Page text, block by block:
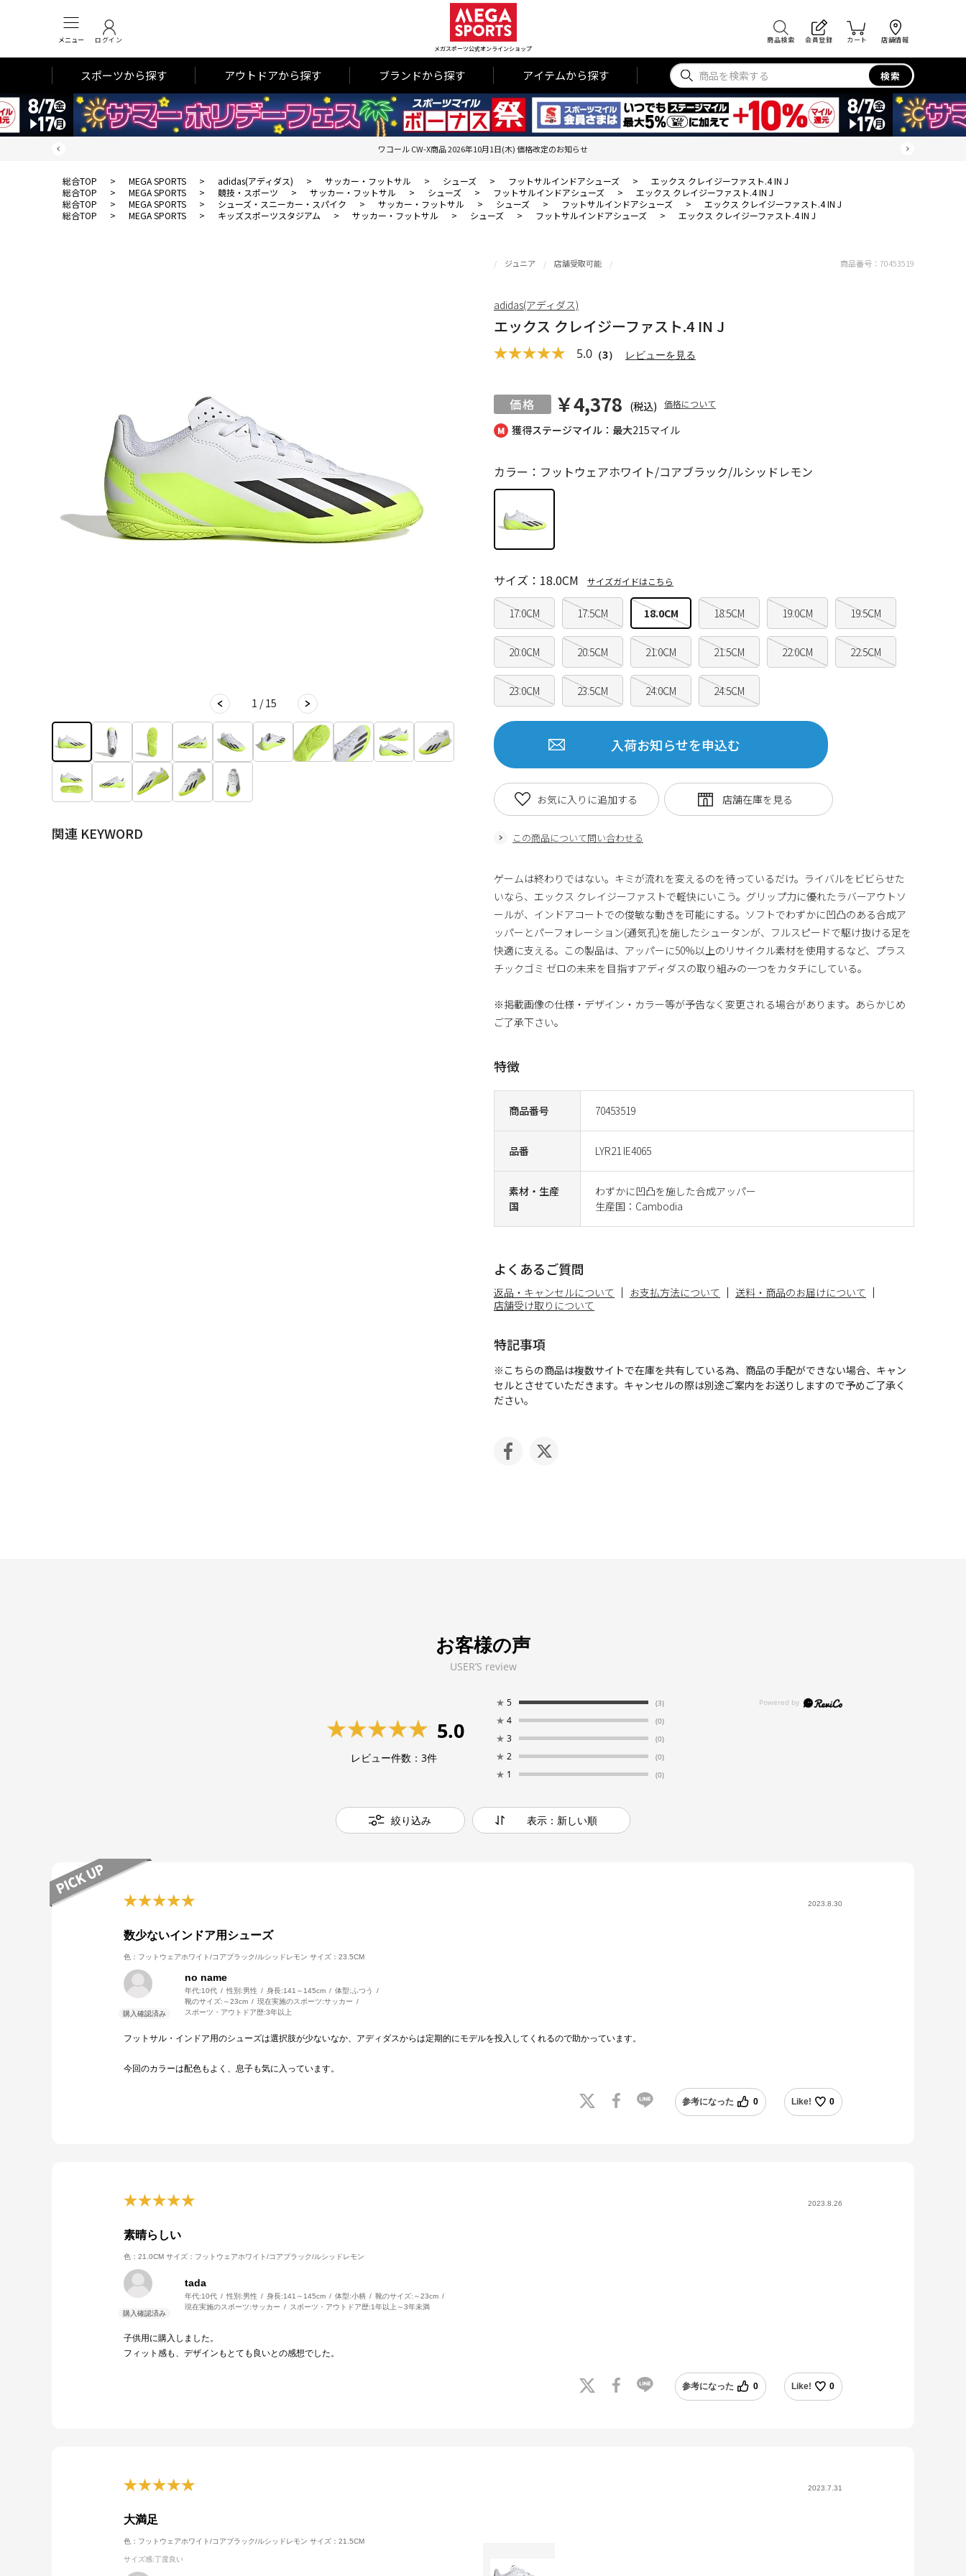
メニュー ログイン
メガスポーツ公式オンラインショップ
商品検索 会員登録 カート 店舗情報
スポーツから探す アウトドアから探す ブランドから探す アイテムから探す 検索
ワコール CW-X商品 2026年10月1日(木) 価格改定のお知らせ
総合TOP > MEGA SPORTS > adidas(アディダス) > サッカー・フットサル > シューズ > フットサルインドアシューズ >
エックス クレイジーファスト.4 IN J
総合TOP
> MEGA SPORTS > 競技・スポーツ > サッカー・フットサル > シューズ > フットサルインドアシューズ >
エックス クレイジーファスト.4 IN J
総合TOP
> MEGA SPORTS > シューズ・スニーカー・スパイク > サッカー・フットサル > シューズ > フットサルインドアシューズ >
エックス クレイジーファスト.4 IN J
総合TOP
> MEGA SPORTS > キッズスポーツスタジアム > サッカー・フットサル > シューズ > フットサルインドアシューズ > エックス クレイジーファスト.4 IN J
1 / 15
関連 KEYWORD
獲得ステージマイル：最大215マイル
ジュニア 店舗受取可能
エックス クレイジーファスト.4 IN J
5.0 （3） レビューを見る
￥4,378 (税込) 価格について
商品番号 70453519
品番 LYR21 IE4065
素材・生産
国
わずかに凹凸を施した合成アッパー
生産国：Cambodia
カラー：フットウェアホワイト/コアブラック/ルシッドレモン
17.0CM 17.5CM 18.0CM 18.5CM 19.0CM 19.5CM
20.0CM 20.5CM 21.0CM 21.5CM 22.0CM 22.5CM
23.0CM 23.5CM 24.0CM 24.5CM
サイズ：18.0CM サイズガイドはこちら
入荷お知らせを申込む
この商品について問い合わせる
お気に入りに追加する
商品番号： 70453519
adidas(アディダス)
ゲームは終わりではない。キミが流れを変えるのを待っているだけ。ライバルをビビらせた
いなら、エックス クレイジーファストで軽快にいこう。グリップ力に優れたラバーアウトソ
ールが、インドアコートでの俊敏な動きを可能にする。ソフトでわずかに凹凸のある合成ア
ッパーとパーフォレーション(通気孔)を施したシュータンが、フルスピードで駆け抜ける足を
快適に支える。この製品は、アッパーに50%以上のリサイクル素材を使用するなど、プラス
チックゴミ ゼロの未来を目指すアディダスの取り組みの一つをカタチにしている。
※掲載画像の仕様・デザイン・カラー等が予告なく変更される場合があります。あらかじめ
ご了承下さい。
特徴
よくあるご質問
返品・キャンセルについて お支払方法について
送料・商品のお届けについて
店舗受け取りについて
特記事項
※こちらの商品は複数サイトで在庫を共有している為、商品の手配ができない場合、キャン
セルとさせていただきます。キャンセルの際は別途ご案内をお送りしますので予めご了承く
ださい。
お客様の声
USER’S review
5.0
レビュー件数：3件
★ 5 (3)
★ 4 (0)
★ 3 (0)
★ 2 (0)
★ 1 (0)
絞り込み 表示：新しい順
2023.8.30
数少ないインドア用シューズ
色：フットウェアホワイト/コアブラック/ルシッドレモン サイズ：23.5CM
no name
年代:10代 性別:男性 身長:141～145cm 体型:ふつう
靴のサイズ: ～23cm 現在実施のスポーツ:サッカー
スポーツ・アウトドア歴:3年以上
フットサル・インドア用のシューズは選択肢が少ないなか、アディダスからは定期的にモデルを投入してくれるので助かっています。
今回のカラーは配色もよく、息子も気に入っています。
参考になった 0 Like! 0
2023.8.26
素晴らしい
色：21.0CM サイズ：フットウェアホワイト/コアブラック/ルシッドレモン
tada
年代:10代 性別:男性 身長:141～145cm 体型:小柄 靴のサイズ: ～23cm
現在実施のスポーツ:サッカー スポーツ・アウトドア歴:1年以上～3年未満
子供用に購入しました。
フィット感も、デザインもとても良いとの感想でした。
参考になった 0 Like! 0
2023.7.31
大満足
色：フットウェアホワイト/コアブラック/ルシッドレモン サイズ：21.5CM
サイズ感:丁度良い